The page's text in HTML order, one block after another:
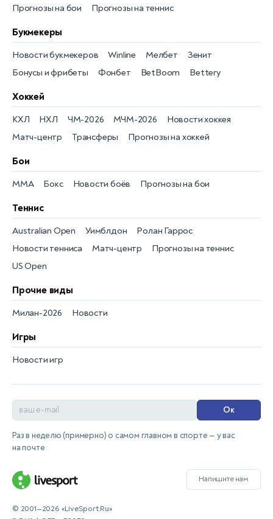
Прогнозы на бои Прогнозы на теннис
Букмекеры
Бонусы и фрибеты
Новости букмекеров
Фонбет
Winline
BetBoom
Мелбет
Bettery
Зенит
Хоккей
Новости хоккея
КХЛ
Матч-центр
НХЛ
Трансферы
ЧМ-2026
Прогнозы на хоккей
МЧМ-2026
Бои
Новости боёв
MMA Прогнозы на бои
Бокс
Теннис
Новости тенниса
Australian Open
Матч-центр
Уимблдон
Прогнозы на теннис
Ролан Гаррос
US Open
Прочие виды
Новости
Милан-2026
Игры
Новости игр
Ок
Раз в неделю (примерно) о самом главном в спорте — у вас
на почте
Напишите нам
© 2001—2026 «LiveSport.Ru»